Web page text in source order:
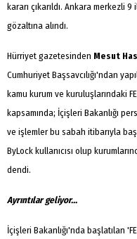
kararı çıkarıldı. Ankara merkezli
gözaltına alındı.
Hürriyet gazetesinden Mesut
Cumhuriyet Başsavcılığı'ndan
kamu kurum ve kuruluşlarındaki
kapsamında; İçişleri Bakanlığı
ve işlemler bu sabah itibarıyla
ByLock kullanıcısı olup
dendi.
Ayrıntılar geliyor...
İçişleri Bakanlığı'nda başlatılan